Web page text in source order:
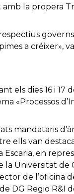
la propera
a créixer»,
els dies 16 i 17
«Processos
mandataris
ells van
Escaria, en
Universitat de
de l’oficina
DG Regio R&I